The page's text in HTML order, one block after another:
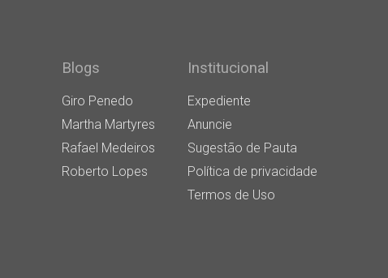
Blogs
Giro Penedo
Martha Martyres
Rafael Medeiros
Roberto Lopes
Institucional
Expediente
Anuncie
Sugestão de Pauta
Política de privacidade
Termos de Uso